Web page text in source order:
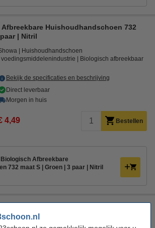
Huishoudhandschoen 732
| Nitril
Huishoudhandschoen
voedingsmiddelenindustrie
Biologisch afbreekbaar
Bekijk de specificaties en beschrijving
Direct leverbaar
Morgen in huis
4,49 Bestellen
Afbreekbare
732 maat S | Groen | 3 paar | Nitril
Wegwerphandschoenen gepoederd